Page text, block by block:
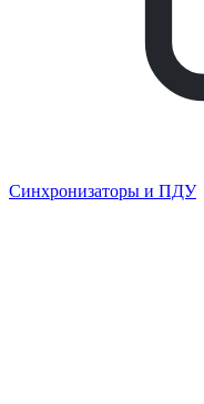
Синхронизаторы и ПДУ